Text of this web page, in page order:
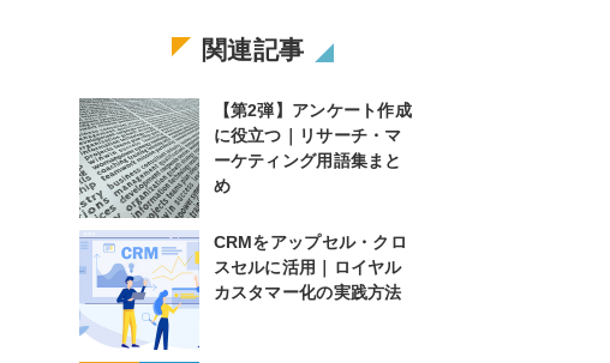
関連記事
【第2弾】アンケート作成
に役立つ｜リサーチ・マ
ーケティング用語集まと
め
CRMをアップセル・クロ
スセルに活用｜ロイヤル
カスタマー化の実践方法